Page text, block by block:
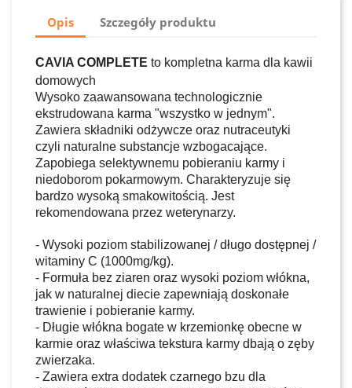
Opis Szczegóły produktu
CAVIA COMPLETE to kompletna karma dla kawii
domowych
Wysoko zaawansowana technologicznie
ekstrudowana karma "wszystko w jednym".
Zawiera składniki odżywcze oraz nutraceutyki
czyli naturalne substancje wzbogacające.
Zapobiega selektywnemu pobieraniu karmy i
niedoborom pokarmowym. Charakteryzuje się
bardzo wysoką smakowitością. Jest
rekomendowana przez weterynarzy.
- Wysoki poziom stabilizowanej / długo dostępnej /
witaminy C (1000mg/kg).
- Formuła bez ziaren oraz wysoki poziom włókna,
jak w naturalnej diecie zapewniają doskonałe
trawienie i pobieranie karmy.
- Długie włókna bogate w krzemionkę obecne w
karmie oraz właściwa tekstura karmy dbają o zęby
zwierzaka.
- Zawiera extra dodatek czarnego bzu dla